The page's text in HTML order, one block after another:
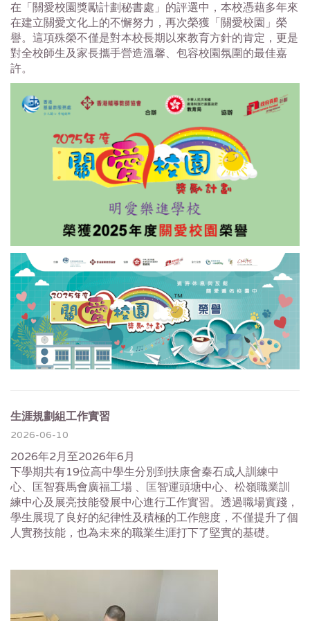
在「關愛校園獎勵計劃秘書處」的評選中， 本校憑藉多年來
在建立關愛文化上的不懈努力，再次榮獲「 關愛校園」榮
譽。這項殊榮不僅是對本校長期以來教育方針的肯定， 更是
對全校師生及家長攜手營造溫馨、包容校園氛圍的最佳嘉
許。
生涯規劃組工作實習
2026-06-10
2026年2月至2026年6月
下學期共有19位高中學生分別到扶康會秦石成人訓練中
心、匡智賽馬會廣福工場 、匡智運頭塘中心、松嶺職業訓
練中心及展亮技能發展中心進行工作實習。透過職場實踐，
學生展現了良好的紀律性及積極的工作態度，不僅提升了個
人實務技能，也為未來的職業生涯打下了堅實的基礎。